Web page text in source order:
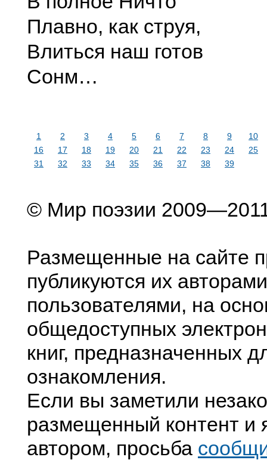
Плавно, как струя,
Влиться наш готов
Сонм…
1 2 3 4 5 6 7 8 9
10
16
17 18 19 20 21 22 23 24
25
31
32 33 34 35 36 37 38 39
© Мир поэзии
Размещенные на сайте
публикуются их
пользователями, на
общедоступных
книг, предназначенных
ознакомления.
Если вы заметили
размещенный контент и
автором, просьба